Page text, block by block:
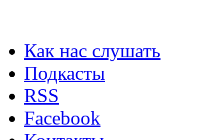
Как нас слушать
Подкасты
RSS
Facebook